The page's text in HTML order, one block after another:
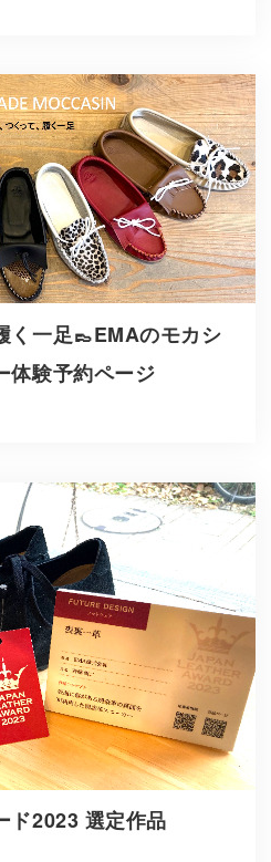
く一足👞EMAのモカシ
験予約ページ
ド2023 選定作品